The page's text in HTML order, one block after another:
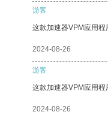
游客
这款加速器VPM应用程
2024-08-26
游客
这款加速器VPM应用程
2024-08-26